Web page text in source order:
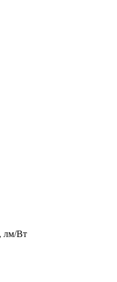
лм/Вт